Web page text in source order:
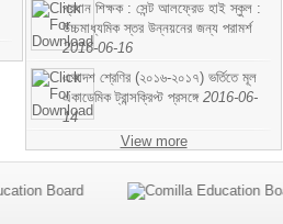
প্রধান শিক্ষক : সেন্ট আলফ্রেড হাই স্কুল :
উচ্চমাধ্যমিক স্তর উন্নয়নের জন্য পরামর্শ
2016-06-16
একাদশ শ্রেণির (২০১৬-২০১৭) ভর্তিতে মূল
একাডেমিক ট্রান্সক্রিপ্ট প্রসঙ্গে 2016-06-
14
View more